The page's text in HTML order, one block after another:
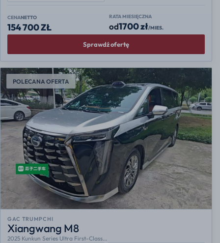
CENANETTO
154 700 ZŁ
RATA MIESIĘCZNA
od1700 zł/MIES.
Sprawdź ofertę
POLECANA OFERTA
GAC TRUMPCHI
Xiangwang M8
2025 Kunkun Series Ultra First-Class...